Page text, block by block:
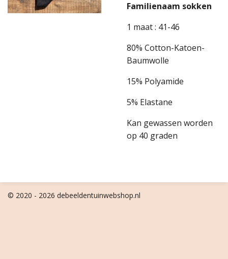
Familienaam sokken
1 maat : 41-46
80% Cotton-Katoen-
Baumwolle
15% Polyamide
5% Elastane
Kan gewassen worden
op 40 graden
© 2020 - 2026 debeeldentuinwebshop.nl